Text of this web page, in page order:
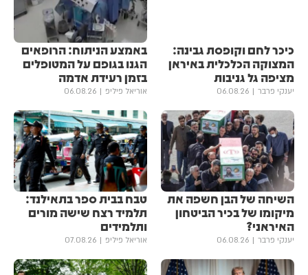
כיכר לחם וקופסת גבינה:
המצוקה הכלכלית באיראן
מציפה גל גניבות
יענקי פרבר 06.08.26
באמצע הניתוח: הרופאים
הגנו בגופם על המטופלים
בזמן רעידת אדמה
אוריאל פיליפ 06.08.26
השיחה של הבן חשפה את
מיקומו של בכיר הביטחון
האיראני?
יענקי פרבר 06.08.26
טבח בבית ספר בתאילנד:
תלמיד רצח שישה מורים
ותלמידים
אוריאל פיליפ 07.08.26